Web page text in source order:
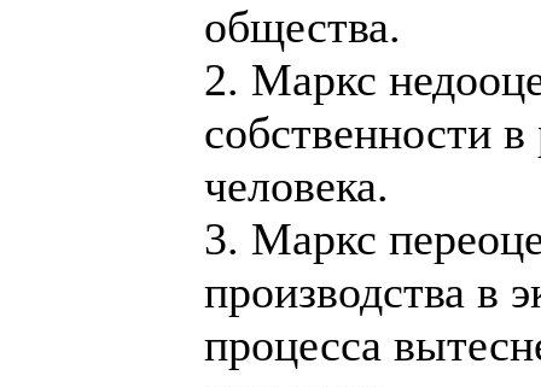
общества.
2. Маркс
собственности
человека.
3. Маркс
производства в
процесса